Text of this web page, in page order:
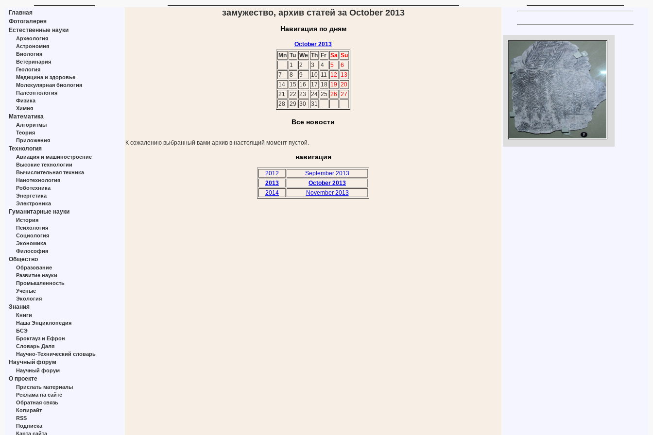
Главная
Фотогалерея
Естественные науки
Археология
Астрономия
Биология
Ветеринария
Геология
Медицина и здоровье
Молекулярная биология
Палеонтология
Физика
Химия
Математика
Алгоритмы
Теория
Приложения
Технология
Авиация и машиностроение
Высокие технологии
Вычислительная техника
Нанотехнология
Роботехника
Энергетика
Электроника
Гуманитарные науки
История
Психология
Социология
Экономика
Философия
Общество
Образование
Развитие науки
Промышленность
Ученые
Экология
Знания
Книги
Наша Энциклопедия
БСЭ
Брокгауз и Ефрон
Словарь Даля
Научно-Технический словарь
Научный форум
Научный форум
О проекте
Прислать материалы
Реклама на сайте
Обратная связь
Копирайт
RSS
Подписка
Карта сайта
замужество, архив статей за October 2013
Навигация по дням
October 2013
Mn Tu We Th Fr Sa Su
1
2 3 4 5
6
7
8 9 10 11 12
13
14
15 16 17 18 19 20
21
22 23 24 25 26 27
28
29 30 31
Все новости
К сожалению выбранный вами архив в настоящий момент пустой.
навигация
2012
September 2013
2013
October 2013
2014
November 2013